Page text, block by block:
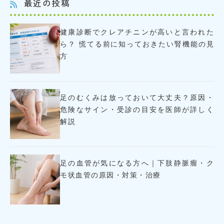
最近の投稿
健康診断でクレアチニンが高いと言われた
ら？ 慌てる前に知っておきたい腎機能の見
方
足のむくみは放っておいて大丈夫？原因・
危険なサイン・受診の目安を医師が詳しく
解説
足の血管が気になる方へ｜下肢静脈瘤・ク
モ状血管の原因・対策・治療